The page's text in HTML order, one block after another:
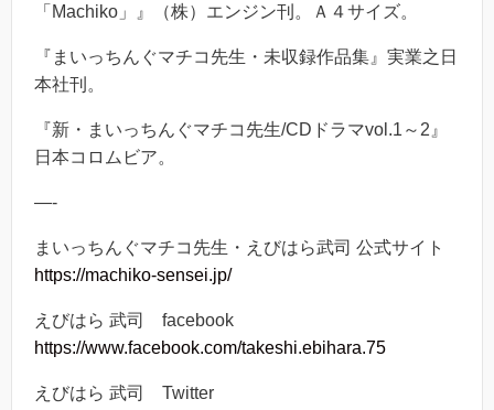
「Machiko」』（株）エンジン刊。Ａ４サイズ。
『まいっちんぐマチコ先生・未収録作品集』実業之日
本社刊。
『新・まいっちんぐマチコ先生/CDドラマvol.1～2』
日本コロムビア。
—-
まいっちんぐマチコ先生・えびはら武司 公式サイト
https://machiko-sensei.jp/
えびはら 武司 facebook
https://www.facebook.com/takeshi.ebihara.75
えびはら 武司 Twitter